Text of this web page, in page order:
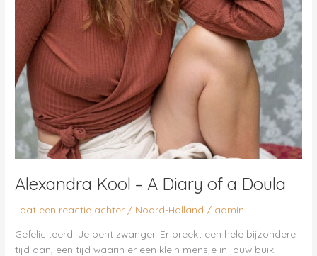
Alexandra Kool – A Diary of a Doula
Laat een reactie achter / Noord-Holland / admin
Gefeliciteerd! Je bent zwanger. Er breekt een hele bijzondere
tijd aan, een tijd waarin er een klein mensje in jouw buik